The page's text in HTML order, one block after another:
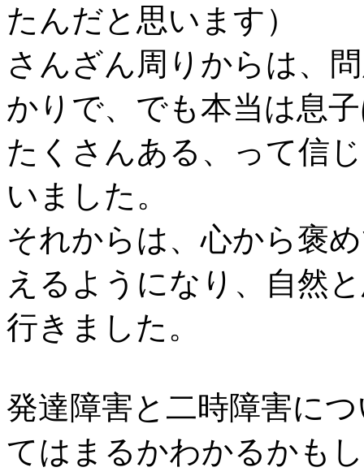
たんだと思います）
さんざん周りからは、
かりで、でも本当は息
たくさんある、って信
いました。
それからは、心から褒
えるようになり、自然
行きました。
発達障害と二時障害に
てはまるかわかるかも